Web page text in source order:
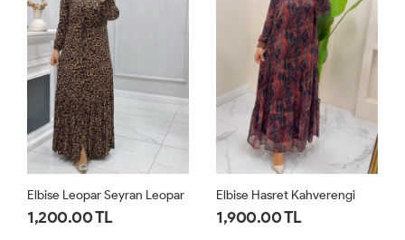
Leopar Seyran Leopar
TL
Elbise Hasret Kahverengi
1,900.00 TL